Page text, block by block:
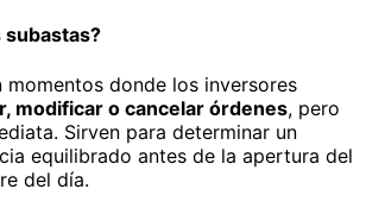
subastas?
momentos donde los inversores
modificar o cancelar órdenes, pero
Sirven para determinar un
equilibrado antes de la apertura del
del día.